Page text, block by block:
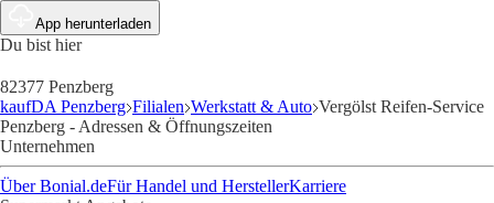
App herunterladen
Du bist hier
82377 Penzberg
kaufDA Penzberg Filialen Werkstatt & Auto Vergölst Reifen-Service
Penzberg - Adressen & Öffnungszeiten
Unternehmen
Über Bonial.deFür Handel und HerstellerKarriere